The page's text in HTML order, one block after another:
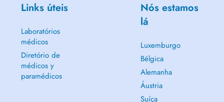
Links úteis
Laboratórios
médicos
Diretório de
médicos y
paramédicos
Nós estamos
lá
Luxemburgo
Bélgica
Alemanha
Áustria
Suíça